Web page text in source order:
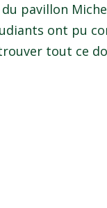
pavillon
ont pu
tout ce